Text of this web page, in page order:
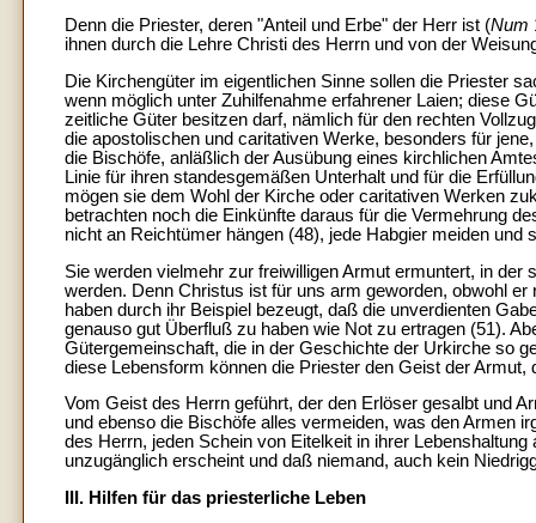
Denn die Priester, deren "Anteil und Erbe" der Herr ist (Num
ihnen durch die Lehre Christi des Herrn und von der
Die Kirchengüter im eigentlichen Sinne sollen die Priester
wenn möglich unter Zuhilfenahme erfahrener Laien; diese
zeitliche Güter besitzen darf, nämlich für den rechten
die apostolischen und caritativen Werke, besonders für
die Bischöfe, anläßlich der Ausübung eines kirchlichen
Linie für ihren standesgemäßen Unterhalt und für die
mögen sie dem Wohl der Kirche oder caritativen Werken
betrachten noch die Einkünfte daraus für die Vermehrung
nicht an Reichtümer hängen (48), jede Habgier meiden
Sie werden vielmehr zur freiwilligen Armut ermuntert, in
werden. Denn Christus ist für uns arm geworden, obwohl
haben durch ihr Beispiel bezeugt, daß die unverdienten
genauso gut Überfluß zu haben wie Not zu ertragen (51).
Gütergemeinschaft, die in der Geschichte der Urkirche so
diese Lebensform können die Priester den Geist der
Vom Geist des Herrn geführt, der den Erlöser gesalbt und
und ebenso die Bischöfe alles vermeiden, was den Armen
des Herrn, jeden Schein von Eitelkeit in ihrer
unzugänglich erscheint und daß niemand, auch kein
III. Hilfen für das priesterliche Leben